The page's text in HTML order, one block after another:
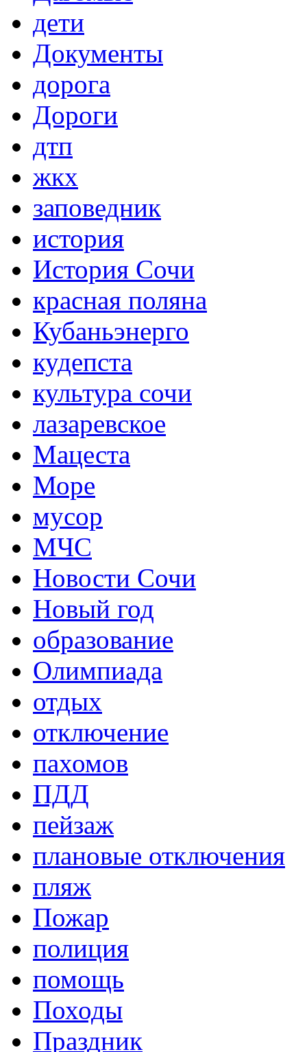
дети
Документы
дорога
Дороги
дтп
жкх
заповедник
история
История Сочи
красная поляна
Кубаньэнерго
кудепста
культура сочи
лазаревское
Мацеста
Море
мусор
МЧС
Новости Сочи
Новый год
образование
Олимпиада
отдых
отключение
пахомов
ПДД
пейзаж
плановые отключения
пляж
Пожар
полиция
помощь
Походы
Праздник